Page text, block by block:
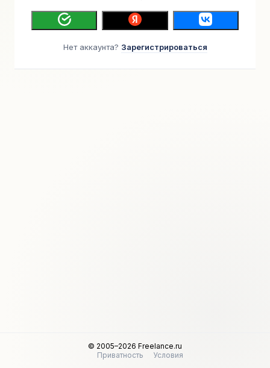
Нет аккаунта? Зарегистрироваться
© 2005–2026 Freelance.ru
Приватность
Условия